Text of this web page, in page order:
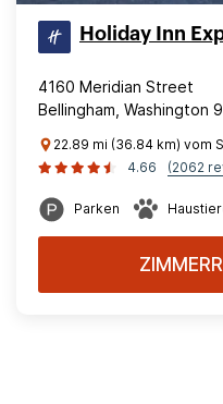
Holiday Inn
4160 Meridian Street
Bellingham, Washington
22.89 mi (36.84 km) vom
4.66
(2062
Parken